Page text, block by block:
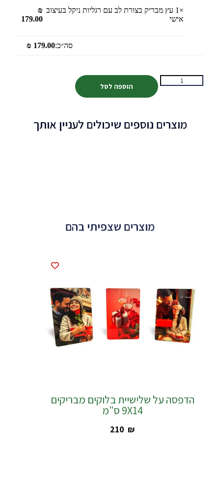
×1
עץ מבריק בצורת לב עם רגליות ניקל בעיצוב
אישי
₪
179.00
סה״כ: ₪ 179.00
הוספה לסל
מוצרים נוספים שיכולים לעניין אותך
מוצרים שצפיתי בהם
הדפסה על שלישיית בלוקים מבריקים
9X14 ס"מ
‎210 ₪